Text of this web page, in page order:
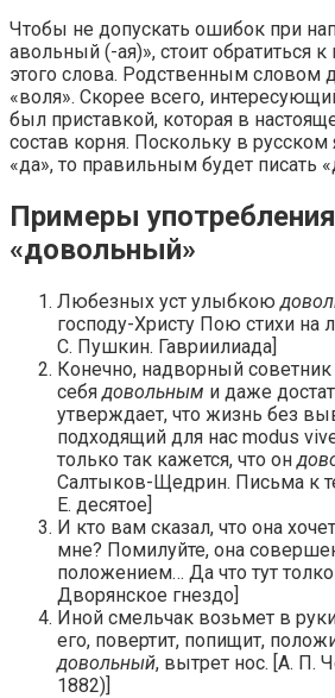
Чтобы не допускать ошибок при
авольный (-ая)», стоит обратиться
этого слова. Родственным словом
«воля». Скорее всего,
был приставкой, которая в
состав корня. Поскольку в
«да», то правильным будет писать
Примеры
«довольный»
Любезных уст улыбкою
господу-Христу Пою стихи на
С. Пушкин. Гавриилиада]
Конечно, надворный
себя довольным и даже
утверждает, что жизнь без
подходящий для нас modus
только так кажется, что он
Салтыков-Щедрин. Письма к
Е. десятое]
И кто вам сказал, что она
мне? Помилуйте, она
положением… Да что тут
Дворянское гнездо]
Иной смельчак возьмет в
его, повертит, попищит,
довольный, вытрет нос. [А. П.
1882)]